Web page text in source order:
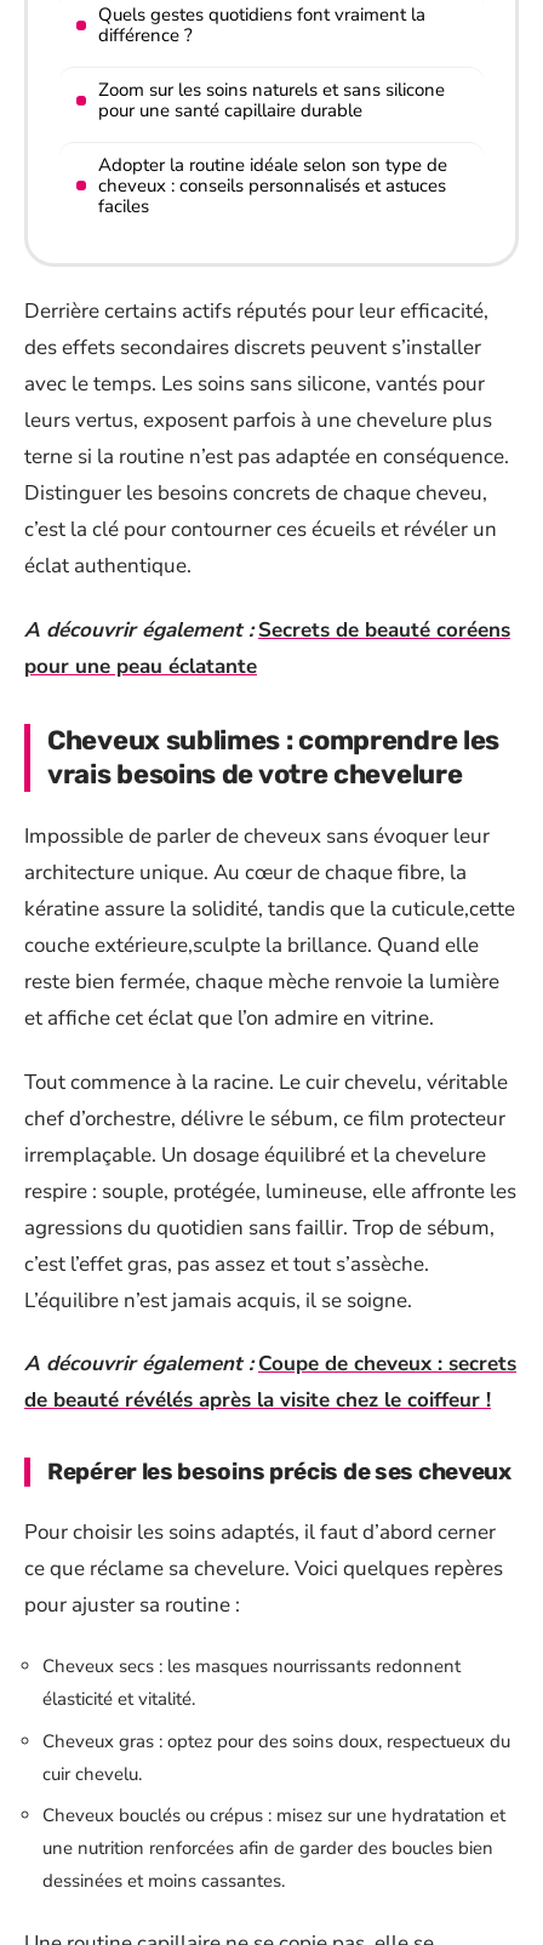
Quels gestes quotidiens font vraiment la
différence ?
Zoom sur les soins naturels et sans silicone
pour une santé capillaire durable
Adopter la routine idéale selon son type de
cheveux : conseils personnalisés et astuces
faciles
Derrière certains actifs réputés pour leur efficacité,
des effets secondaires discrets peuvent s’installer
avec le temps. Les soins sans silicone, vantés pour
leurs vertus, exposent parfois à une chevelure plus
terne si la routine n’est pas adaptée en conséquence.
Distinguer les besoins concrets de chaque cheveu,
c’est la clé pour contourner ces écueils et révéler un
éclat authentique.
A découvrir également : Secrets de beauté coréens
pour une peau éclatante
Cheveux sublimes : comprendre les
vrais besoins de votre chevelure
Impossible de parler de cheveux sans évoquer leur
architecture unique. Au cœur de chaque fibre, la
kératine assure la solidité, tandis que la cuticule,cette
couche extérieure,sculpte la brillance. Quand elle
reste bien fermée, chaque mèche renvoie la lumière
et affiche cet éclat que l’on admire en vitrine.
Tout commence à la racine. Le cuir chevelu, véritable
chef d’orchestre, délivre le sébum, ce film protecteur
irremplaçable. Un dosage équilibré et la chevelure
respire : souple, protégée, lumineuse, elle affronte les
agressions du quotidien sans faillir. Trop de sébum,
c’est l’effet gras, pas assez et tout s’assèche.
L’équilibre n’est jamais acquis, il se soigne.
A découvrir également : Coupe de cheveux : secrets
de beauté révélés après la visite chez le coiffeur !
Repérer les besoins précis de ses cheveux
Pour choisir les soins adaptés, il faut d’abord cerner
ce que réclame sa chevelure. Voici quelques repères
pour ajuster sa routine :
Cheveux secs : les masques nourrissants redonnent
élasticité et vitalité.
Cheveux gras : optez pour des soins doux, respectueux du
cuir chevelu.
Cheveux bouclés ou crépus : misez sur une hydratation et
une nutrition renforcées afin de garder des boucles bien
dessinées et moins cassantes.